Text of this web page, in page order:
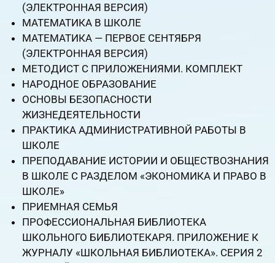
(ЭЛЕКТРОННАЯ ВЕРСИЯ)
МАТЕМАТИКА В ШКОЛЕ
МАТЕМАТИКА — ПЕРВОЕ СЕНТЯБРЯ
(ЭЛЕКТРОННАЯ ВЕРСИЯ)
МЕТОДИСТ С ПРИЛОЖЕНИЯМИ. КОМПЛЕКТ
НАРОДНОЕ ОБРАЗОВАНИЕ
ОСНОВЫ БЕЗОПАСНОСТИ
ЖИЗНЕДЕЯТЕЛЬНОСТИ
ПРАКТИКА АДМИНИСТРАТИВНОЙ РАБОТЫ В
ШКОЛЕ
ПРЕПОДАВАНИЕ ИСТОРИИ И ОБЩЕСТВОЗНАНИЯ
В ШКОЛЕ С РАЗДЕЛОМ «ЭКОНОМИКА И ПРАВО В
ШКОЛЕ»
ПРИЕМНАЯ СЕМЬЯ
ПРОФЕССИОНАЛЬНАЯ БИБЛИОТЕКА
ШКОЛЬНОГО БИБЛИОТЕКАРЯ. ПРИЛОЖЕНИЕ К
ЖУРНАЛУ «ШКОЛЬНАЯ БИБЛИОТЕКА». СЕРИЯ 2